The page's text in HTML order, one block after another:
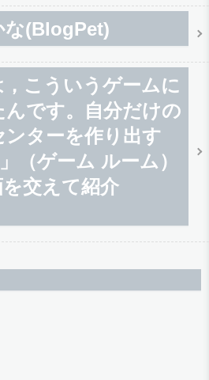
な(BlogPet)
こういうゲームに
です。自分だけの
ンターを作り出す
（ゲーム ルーム）
交えて紹介